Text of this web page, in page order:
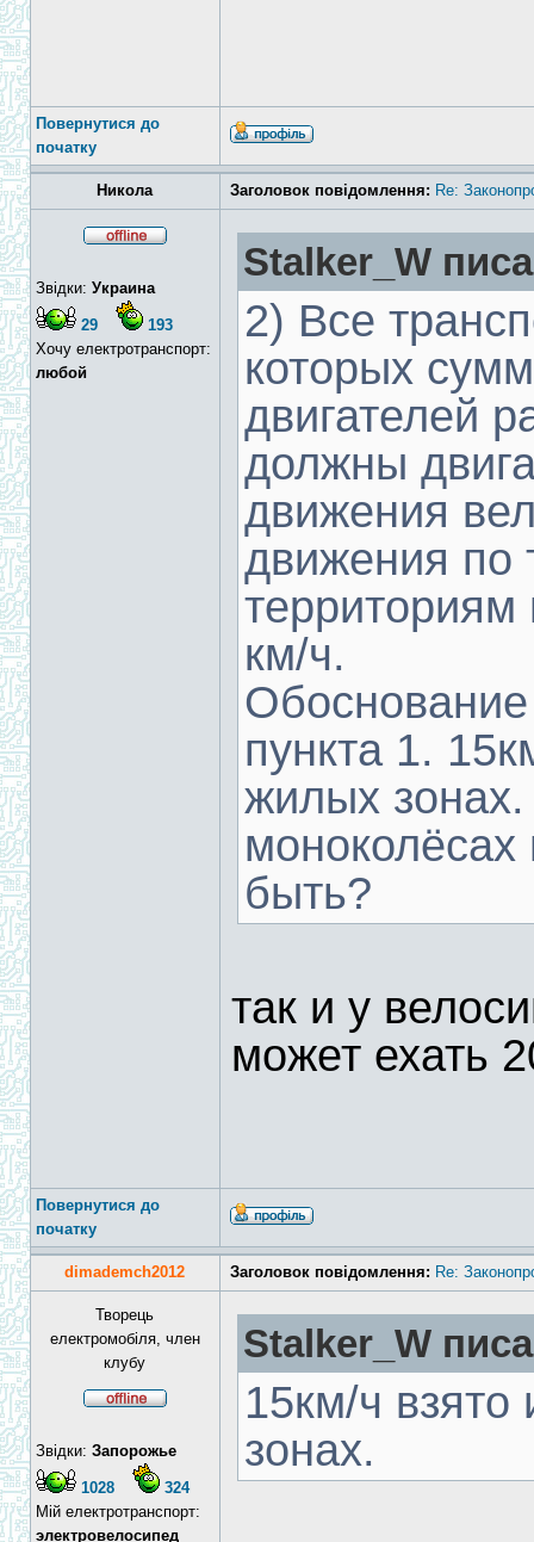
Повернутися до
початку
Никола Заголовок повідомлення: Re:
Звідки: Украина
29
193
Хочу електротранспорт:
любой
Stalker_W
2) Все
которых
двигателей
должны
движения
движения по
км/ч.
Обоснование
пункта 1.
жилых
моноколёсах
быть?
так и у
может ехать
Повернутися до
початку
dimademch2012 Заголовок повідомлення: Re:
Творець
електромобіля, член
клубу
Звідки: Запорожье
1028
324
Мій електротранспорт:
электровелосипед
Stalker_W
15км/ч
зонах.